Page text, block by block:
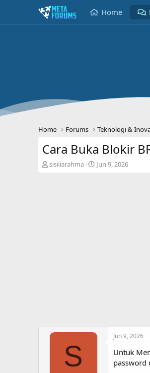
Home
Home Forums Teknologi &
Cara Buka Blokir
T
sisiliarahma
S
Jun 9, 2026
S
Jun 9, 2026
Untuk
password